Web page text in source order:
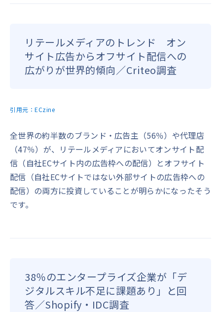
リテールメディアのトレンド オン
サイト広告からオフサイト配信への
広がりが世界的傾向／Criteo調査
引用元：ECzine
全世界の約半数のブランド・広告主（56％）や代理店
（47％）が、リテールメディアにおいてオンサイト配
信（自社ECサイト内の広告枠への配信）とオフサイト
配信（自社ECサイトではない外部サイトの広告枠への
配信）の両方に投資していることが明らかになったそう
です。
38％のエンタープライズ企業が「デ
ジタルスキル不足に課題あり」と回
答／Shopify・IDC調査